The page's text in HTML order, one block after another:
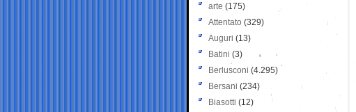
arte (175)
Attentato (329)
Auguri (13)
Batini (3)
Berlusconi (4.295)
Bersani (234)
Biasotti (12)